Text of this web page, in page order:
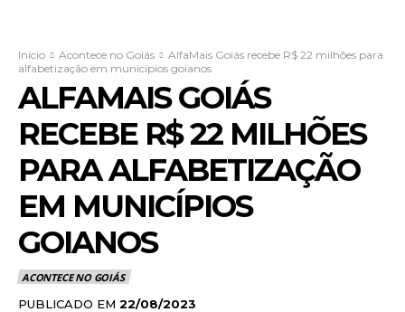
Início Acontece no Goiás
AlfaMais Goiás recebe R$ 22 milhões para
alfabetização em municípios goianos
ALFAMAIS GOIÁS
RECEBE R$ 22 MILHÕES
PARA ALFABETIZAÇÃO
EM MUNICÍPIOS
GOIANOS
ACONTECE NO GOIÁS
PUBLICADO EM 22/08/2023